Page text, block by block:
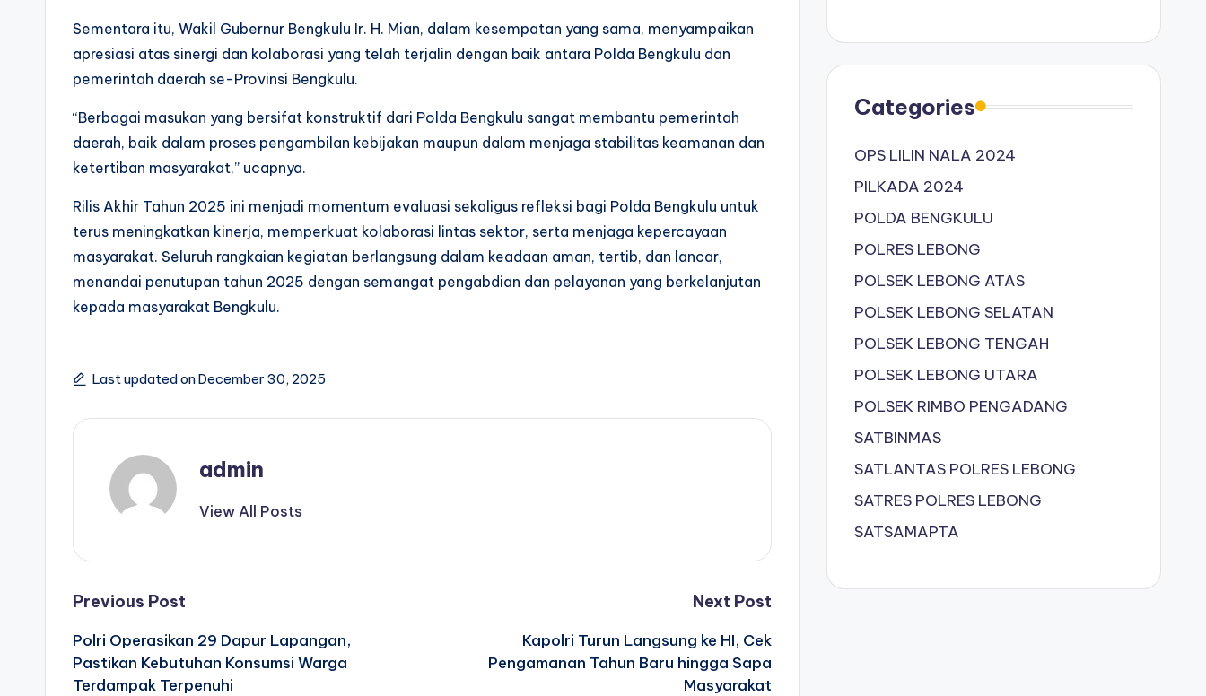
Sementara itu, Wakil Gubernur Bengkulu Ir. H. Mian, dalam kesempatan yang sama, menyampaikan
apresiasi atas sinergi dan kolaborasi yang telah terjalin dengan baik antara Polda Bengkulu dan
pemerintah daerah se-Provinsi Bengkulu.
“Berbagai masukan yang bersifat konstruktif dari Polda Bengkulu sangat membantu pemerintah
daerah, baik dalam proses pengambilan kebijakan maupun dalam menjaga stabilitas keamanan dan
ketertiban masyarakat,” ucapnya.
Rilis Akhir Tahun 2025 ini menjadi momentum evaluasi sekaligus refleksi bagi Polda Bengkulu untuk
terus meningkatkan kinerja, memperkuat kolaborasi lintas sektor, serta menjaga kepercayaan
masyarakat. Seluruh rangkaian kegiatan berlangsung dalam keadaan aman, tertib, dan lancar,
menandai penutupan tahun 2025 dengan semangat pengabdian dan pelayanan yang berkelanjutan
kepada masyarakat Bengkulu.
Last updated on December 30, 2025
admin
View All Posts
Post
navigation
Previous Post
Polri Operasikan 29 Dapur Lapangan,
Pastikan Kebutuhan Konsumsi Warga
Terdampak Terpenuhi
Next Post
Kapolri Turun Langsung ke HI, Cek
Pengamanan Tahun Baru hingga Sapa
Masyarakat
Categories
OPS LILIN NALA 2024
PILKADA 2024
POLDA BENGKULU
POLRES LEBONG
POLSEK LEBONG ATAS
POLSEK LEBONG SELATAN
POLSEK LEBONG TENGAH
POLSEK LEBONG UTARA
POLSEK RIMBO PENGADANG
SATBINMAS
SATLANTAS POLRES LEBONG
SATRES POLRES LEBONG
SATSAMAPTA